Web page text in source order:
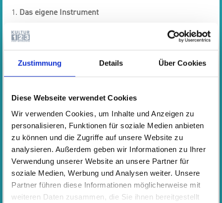
Zustimmung Details Über Cookies
Diese Webseite verwendet Cookies
Wir verwenden Cookies, um Inhalte und Anzeigen zu
personalisieren, Funktionen für soziale Medien anbieten
zu können und die Zugriffe auf unsere Website zu
analysieren. Außerdem geben wir Informationen zu Ihrer
Verwendung unserer Website an unsere Partner für
soziale Medien, Werbung und Analysen weiter. Unsere
Partner führen diese Informationen möglicherweise mit
weiteren Daten zusammen, die Sie ihnen bereitgestellt
Das eigene Instrument
Geeignete Instrumente für Anfänger kosten ca. € 650,- + €
300,- für Becken. Für kleine Kinder gibt es auch
sogenannte kleingebaute Kinderschlagzeuge. Bitte nicht
mit Spielzeug-Schlagzeugen verwechseln.
Zubehör
- höhenverstellbarer Schlagzeughocker
- Schlagzeugstöcke
- Practice Pad
- Metronom
Notenmaterial
In regelmäßigen Abständen müssen Noten gekauft
Lehrkraft.